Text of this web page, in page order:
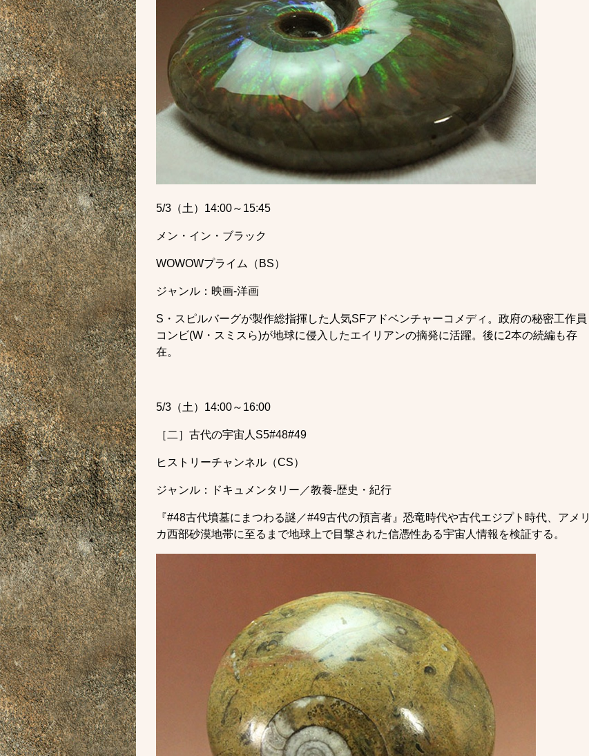
5/3（土）14:00～15:45
メン・イン・ブラック
WOWOWプライム（BS）
ジャンル：映画-洋画
S・スピルバーグが製作総指揮した人気SFアドベンチャーコメディ。政府の秘密工作員
コンビ(W・スミスら)が地球に侵入したエイリアンの摘発に活躍。後に2本の続編も存
在。
5/3（土）14:00～16:00
［二］古代の宇宙人S5#48#49
ヒストリーチャンネル（CS）
ジャンル：ドキュメンタリー／教養-歴史・紀行
『#48古代墳墓にまつわる謎／#49古代の預言者』恐竜時代や古代エジプト時代、アメリ
カ西部砂漠地帯に至るまで地球上で目撃された信憑性ある宇宙人情報を検証する。